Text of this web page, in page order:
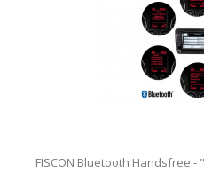
FISCON Bluetooth Handsfree -